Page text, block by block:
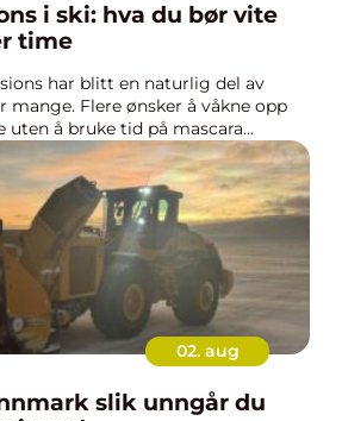
i ski: hva du bør vite
time
har blitt en naturlig del av
mange. Flere ønsker å våkne opp
uten å bruke tid på mascara...
02. aug
unngår du